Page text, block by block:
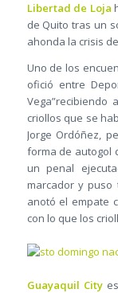
Libertad de Loja
de Quito tras un
ahonda la crisis
Uno de los
ofició entre
Vega”recibiendo a
criollos que se
Jorge Ordóñez,
forma de autogol
un penal
marcador y puso
anotó el empate
con lo que los
Guayaquil Cityes